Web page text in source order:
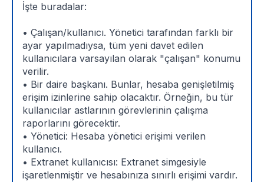
İşte buradalar:
• Çalışan/kullanıcı. Yönetici tarafından farklı bir
ayar yapılmadıysa, tüm yeni davet edilen
kullanıcılara varsayılan olarak "çalışan" konumu
verilir.
• Bir daire başkanı. Bunlar, hesaba genişletilmiş
erişim izinlerine sahip olacaktır. Örneğin, bu tür
kullanıcılar astlarının görevlerinin çalışma
raporlarını görecektir.
• Yönetici: Hesaba yönetici erişimi verilen
kullanıcı.
• Extranet kullanıcısı: Extranet simgesiyle
işaretlenmiştir ve hesabınıza sınırlı erişimi vardır.